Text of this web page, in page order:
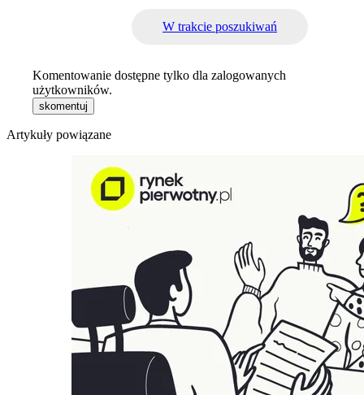
W trakcie poszukiwań
Komentowanie dostępne tylko dla zalogowanych
użytkowników.
skomentuj
Artykuły powiązane